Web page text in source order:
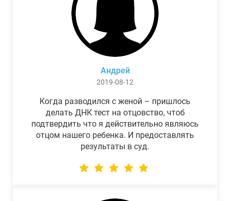
Андрей
2019-08-12
Когда разводился с женой – пришлось
делать ДНК тест на отцовство, чтоб
подтвердить что я действительно являюсь
отцом нашего ребенка. И предоставлять
результаты в суд.